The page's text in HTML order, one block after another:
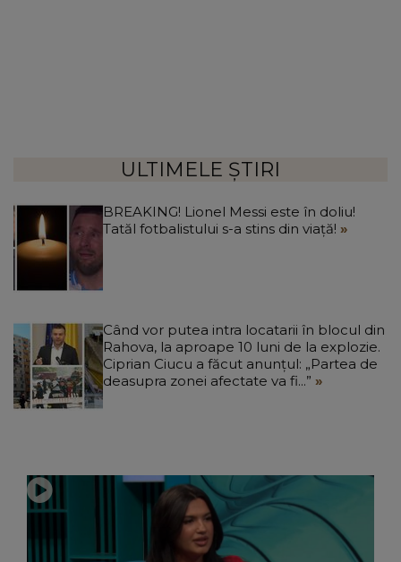
ULTIMELE ȘTIRI
BREAKING! Lionel Messi este în doliu!
Tatăl fotbalistului s-a stins din viață!
Când vor putea intra locatarii în blocul din
Rahova, la aproape 10 luni de la explozie.
Ciprian Ciucu a făcut anunțul: „Partea de
deasupra zonei afectate va fi...”